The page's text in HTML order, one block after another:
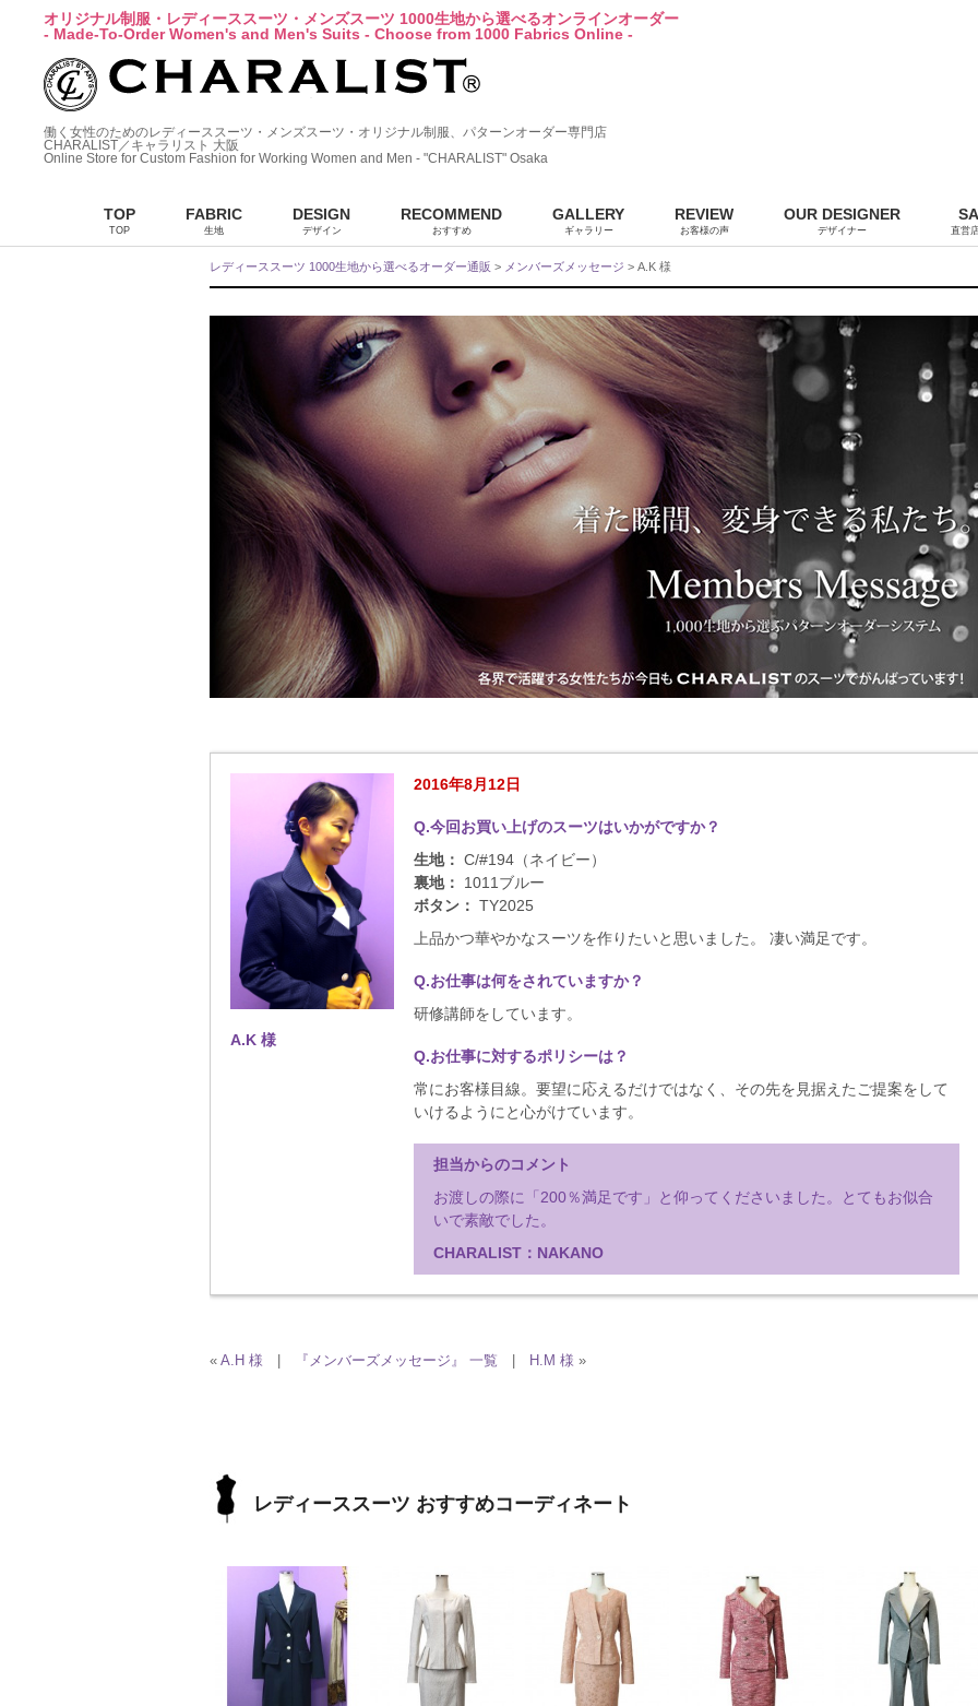
オリジナル制服・レディーススーツ・メンズスーツ 1000生地から選べるオンラインオーダー
- Made-To-Order Women's and Men's Suits - Choose from 1000 Fabrics Online -
働く女性のためのレディーススーツ・メンズスーツ・オリジナル制服、パターンオーダー専門店
CHARALIST／キャラリスト 大阪
Online Store for Custom Fashion for Working Women and Men - "CHARALIST" Osaka
TOP
TOP
FABRIC
生地
DESIGN
デザイン
RECOMMEND
おすすめ
GALLERY
ギャラリー
REVIEW
お客様の声
OUR DESIGNER
デザイナー 直営
レディーススーツ 1000生地から選べるオーダー通販 > メンバーズメッセージ > A.K 様
A.K 様
2016年8月12日
Q.今回お買い上げのスーツはいかがですか？
生地： C/#194（ネイビー）
裏地： 1011ブルー
ボタン： TY2025
上品かつ華やかなスーツを作りたいと思いました。 凄い満足です。
Q.お仕事は何をされていますか？
研修講師をしています。
Q.お仕事に対するポリシーは？
常にお客様目線。要望に応えるだけではなく、その先を見据えたご提案をして
いけるようにと心がけています。
担当からのコメント
お渡しの際に「200％満足です」と仰ってくださいました。とてもお似合
いで素敵でした。
CHARALIST：NAKANO
« A.H 様 『メンバーズメッセージ』 一覧 H.M 様 »
レディーススーツ おすすめコーディネート